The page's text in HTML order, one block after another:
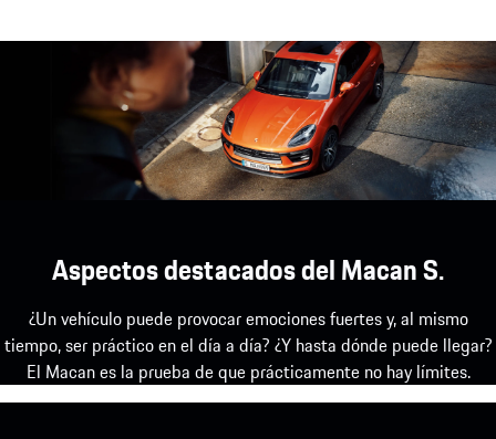
Aspectos destacados del Macan S.
¿Un vehículo puede provocar emociones fuertes y, al mismo
tiempo, ser práctico en el día a día? ¿Y hasta dónde puede llegar?
El Macan es la prueba de que prácticamente no hay límites.